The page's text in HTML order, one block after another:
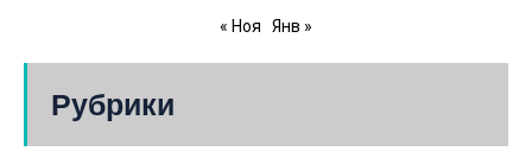
« Ноя
Янв »
Рубрики